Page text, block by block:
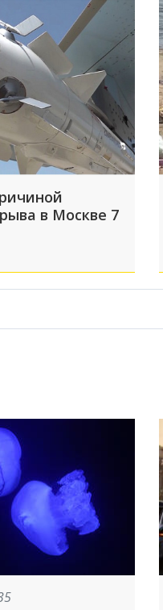
в Москве 7